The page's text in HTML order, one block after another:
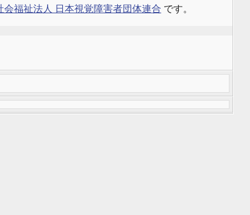
福祉法人 日本視覚障害者団体連合 です。